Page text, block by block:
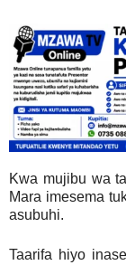
Kwa mujibu wa
Mara imesema
asubuhi.
Taarifa hiyo